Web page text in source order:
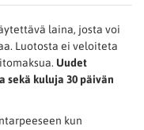
laina, josta voi
Luotosta ei veloiteta
Uudet
sekä kuluja 30 päivän
kun